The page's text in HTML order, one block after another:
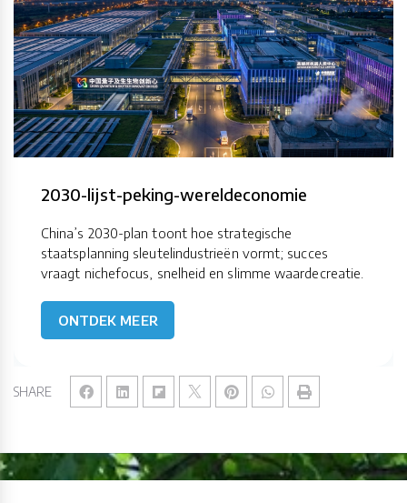
SHARE
2030-lijst-peking-wereldeconomie
China’s 2030-plan toont hoe strategische
staatsplanning sleutelindustrieën vormt; succes
vraagt nichefocus, snelheid en slimme waardecreatie.
ONTDEK MEER